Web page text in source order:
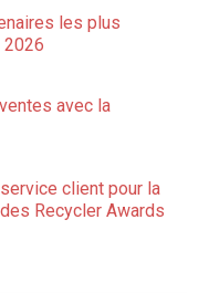
les plus
2026
avec la
client pour la
Recycler Awards